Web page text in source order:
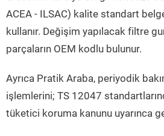
ACEA - ILSAC) kalite standart
kullanır. Değişim yapılacak filtre
parçaların OEM kodlu bulunur.
Ayrıca Pratik Araba, periyodik
işlemlerini; TS 12047
tüketici koruma kanunu uyarınca